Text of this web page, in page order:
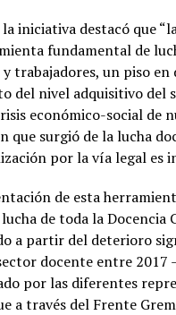
iniciativa destacó que
fundamental de
trabajadores, un piso en
del nivel adquisitivo del
económico-social de
que surgió de la lucha
por la vía legal es
de esta
de toda la Docencia
a partir del deterioro
docente entre 2017
por las diferentes
a través del Frente